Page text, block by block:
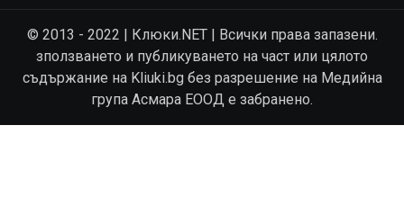
© 2013 - 2022 | Клюки.NET | Всички права запазени.
зползването и публикуването на част или цялото
съдържание на Kliuki.bg без разрешение на Медийна
група Асмара ЕООД е забранено.